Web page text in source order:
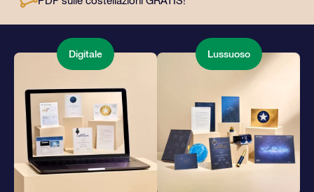
Digitale Lussuoso